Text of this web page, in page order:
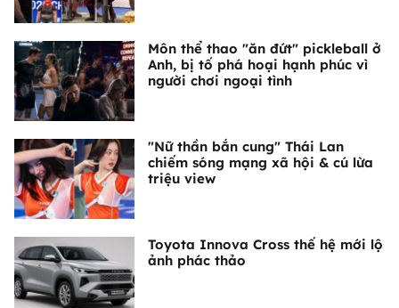
Môn thể thao "ăn đứt" pickleball ở
Anh, bị tố phá hoại hạnh phúc vì
người chơi ngoại tình
"Nữ thần bắn cung" Thái Lan
chiếm sóng mạng xã hội & cú lừa
triệu view
Toyota Innova Cross thế hệ mới lộ
ảnh phác thảo